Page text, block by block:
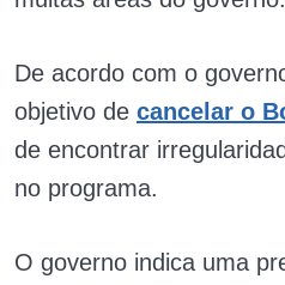
De acordo com o
objetivo de cancelar o
de encontrar
no programa.
O governo indica uma